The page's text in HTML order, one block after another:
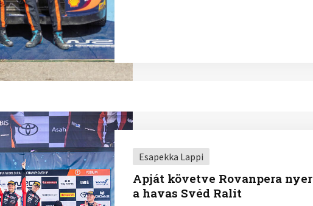
Esapekka Lappi
Apját követve Rovanpera
a havas Svéd Ralit